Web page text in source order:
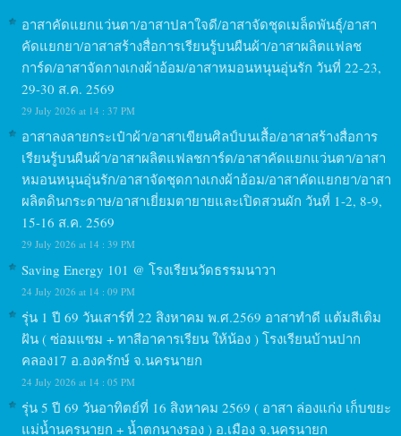
อาสาคัดแยกแว่นตา/อาสาปลาใจดี/อาสาจัดชุดเมล็ดพันธุ์/อาสา
คัดแยกยา/อาสาสร้างสื่อการเรียนรู้บนผืนผ้า/อาสาผลิตแฟลช
การ์ด/อาสาจัดกางเกงผ้าอ้อม/อาสาหมอนหนุนอุ่นรัก วันที่ 22-23,
29-30 ส.ค. 2569
29 July 2026 at 14 : 37 PM
อาสาลงลายกระเป๋าผ้า/อาสาเขียนศิลป์บนเสื้อ/อาสาสร้างสื่อการ
เรียนรู้บนผืนผ้า/อาสาผลิตแฟลชการ์ด/อาสาคัดแยกแว่นตา/อาสา
หมอนหนุนอุ่นรัก/อาสาจัดชุดกางเกงผ้าอ้อม/อาสาคัดแยกยา/อาสา
ผลิตดินกระดาษ/อาสาเยี่ยมตายายและเปิดสวนผัก วันที่ 1-2, 8-9,
15-16 ส.ค. 2569
29 July 2026 at 14 : 39 PM
Saving Energy 101 @ โรงเรียนวัดธรรมนาวา
24 July 2026 at 14 : 09 PM
รุ่น 1 ปี 69 วันเสาร์ที่ 22 สิงหาคม พ.ศ.2569 อาสาทำดี แต้มสีเติม
ฝัน ( ซ่อมแซม + ทาสีอาคารเรียน ให้น้อง ) โรงเรียนบ้านปาก
คลอง17 อ.องครักษ์ จ.นครนายก
24 July 2026 at 14 : 05 PM
รุ่น 5 ปี 69 วันอาทิตย์ที่ 16 สิงหาคม 2569 ( อาสา ล่องแก่ง เก็บขยะ
แม่น้ำนครนายก + น้ำตกนางรอง ) อ.เมือง จ.นครนายก